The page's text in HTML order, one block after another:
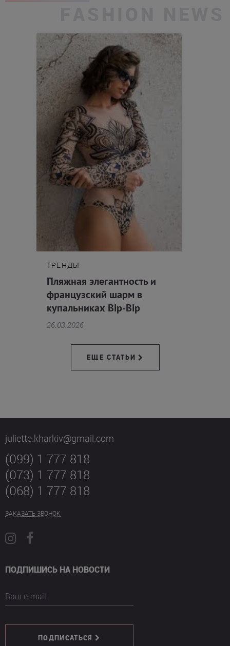
ТРЕНДЫ
Пляжная элегантность и
французский шарм в
купальниках Bip-Bip
26.03.2026
ЕЩЕ СТАТЬИ
juliette.kharkiv@gmail.com
(099) 1 777 818
(073) 1 777 818
(068) 1 777 818
ЗАКАЗАТЬ ЗВОНОК
ПОДПИШИСЬ НА НОВОСТИ
Ваш e-mail
ПОДПИСАТЬСЯ